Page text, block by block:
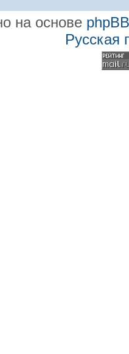
на основе phpBB
Русская